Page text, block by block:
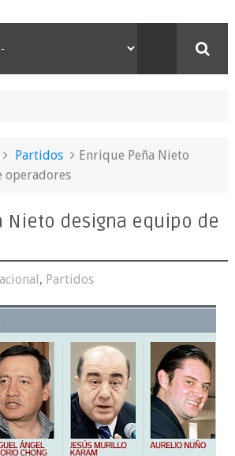
Partidos
Enrique Peña Nieto
operadores
Nieto designa equipo de
, Partidos